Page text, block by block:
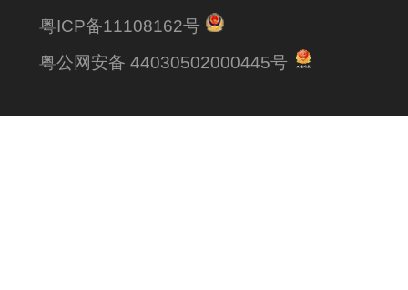
粤ICP备11108162号
粤公网安备 44030502000445号